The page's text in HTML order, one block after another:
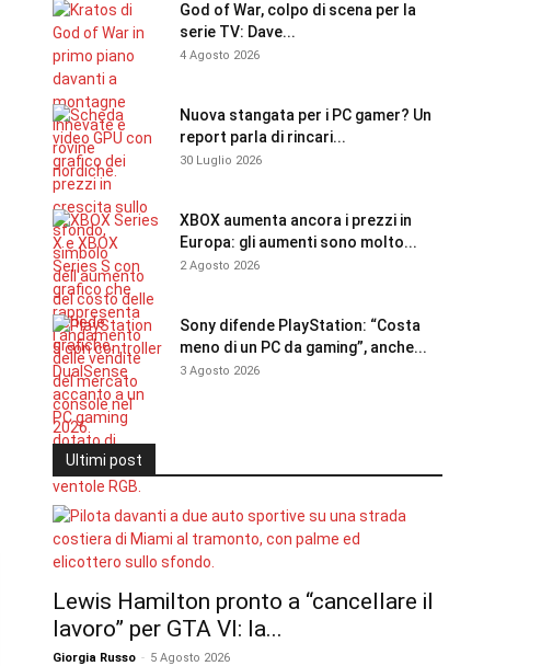
God of War, colpo di scena per la
serie TV: Dave...
4 Agosto 2026
Nuova stangata per i PC gamer? Un
report parla di rincari...
30 Luglio 2026
XBOX aumenta ancora i prezzi in
Europa: gli aumenti sono molto...
2 Agosto 2026
Sony difende PlayStation: “Costa
meno di un PC da gaming”, anche...
3 Agosto 2026
Ultimi post
Lewis Hamilton pronto a “cancellare il
lavoro” per GTA VI: la...
Giorgia Russo - 5 Agosto 2026